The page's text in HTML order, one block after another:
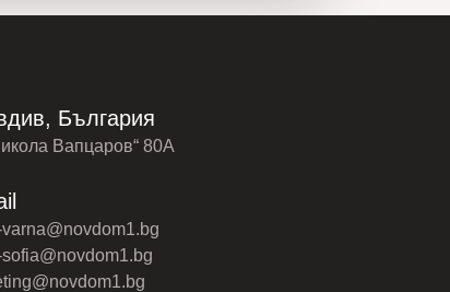
България
Вапцаров“ 80А